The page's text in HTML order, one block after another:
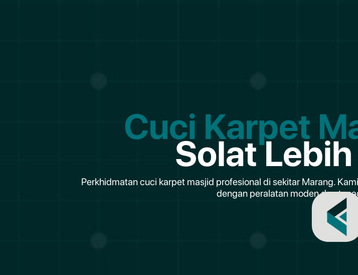
Cuci Karpet
Solat
Perkhidmatan cuci karpet masjid profesional di sekitar Marang.
dengan peralatan moden dan